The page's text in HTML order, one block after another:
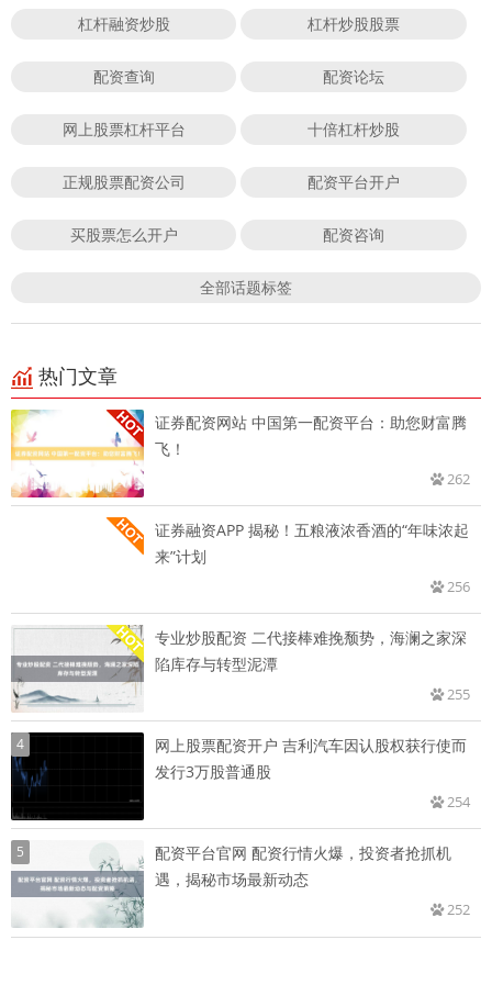
杠杆融资炒股 杠杆炒股股票
配资查询 配资论坛
网上股票杠杆平台 十倍杠杆炒股
正规股票配资公司 配资平台开户
买股票怎么开户 配资咨询
全部话题标签
热门文章
证券配资网站 中国第一配资平台：助您财富腾
飞！
262
证券融资APP 揭秘！五粮液浓香酒的“年味浓起
来”计划
256
专业炒股配资 二代接棒难挽颓势，海澜之家深
陷库存与转型泥潭
255
4
网上股票配资开户 吉利汽车因认股权获行使而
发行3万股普通股
254
5
配资平台官网 配资行情火爆，投资者抢抓机
遇，揭秘市场最新动态
252